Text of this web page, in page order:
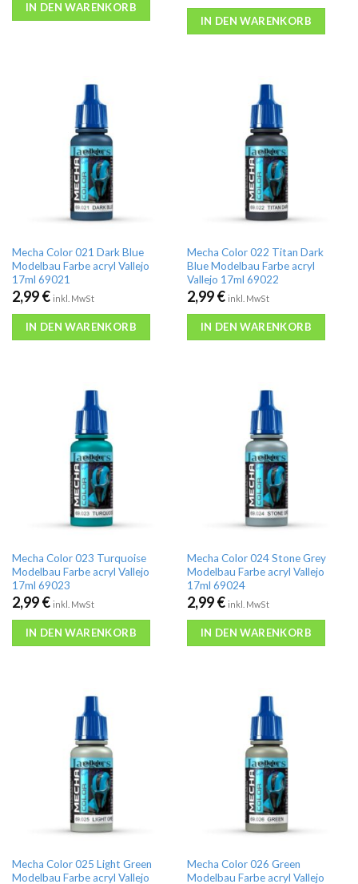
IN DEN WARENKORB
IN DEN WARENKORB
Mecha Color 021 Dark Blue
Modelbau Farbe acryl Vallejo
17ml 69021
2,99€ inkl. MwSt
IN DEN WARENKORB
Mecha Color 022 Titan Dark
Blue Modelbau Farbe acryl
Vallejo 17ml 69022
2,99€ inkl. MwSt
IN DEN WARENKORB
Mecha Color 023 Turquoise
Modelbau Farbe acryl Vallejo
17ml 69023
2,99€ inkl. MwSt
IN DEN WARENKORB
Mecha Color 024 Stone Grey
Modelbau Farbe acryl Vallejo
17ml 69024
2,99€ inkl. MwSt
IN DEN WARENKORB
Mecha Color 025 Light Green
Modelbau Farbe acryl Vallejo
Mecha Color 026 Green
Modelbau Farbe acryl Vallejo